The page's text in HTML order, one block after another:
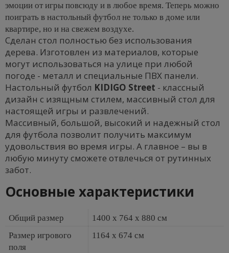
эмоции от игры повсюду и в любое время. Теперь можно
поиграть в настольный футбол не только в доме или
квартире, но и на свежем воздухе.
Сделан стол полностью без использования
дерева. Изготовлен из материалов, которые
могут использоваться на улице при любой
погоде - металл и специальные ПВХ панели.
Настольный футбол KIDIGO Street - классный
дизайн с изящным стилем, массивный стол для
настоящей игры и развлечений.
Массивный, большой, высокий и надежный стол
для футбола позволит получить максимум
удовольствия во время игры. А главное – вы в
любую минуту сможете отвлечься от рутинных
забот.
Основные характеристики
Общий размер
1400 х 764 х 880 см
Размер игрового
поля
1164 х 674 см